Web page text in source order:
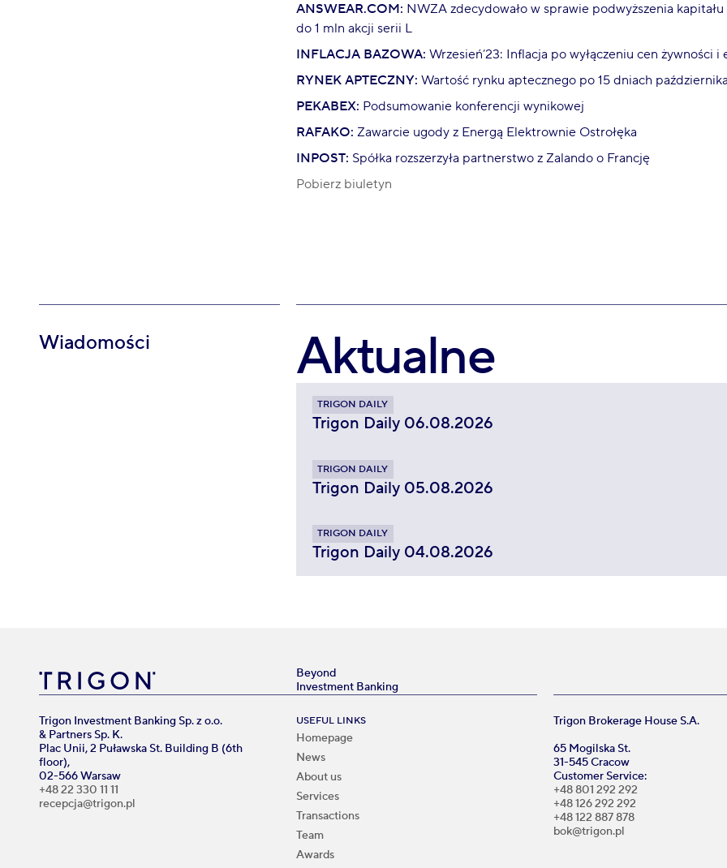
ANSWEAR.COM: NWZA zdecydowało w sprawie podwyższenia
do 1 mln akcji serii L
INFLACJA BAZOWA: Wrzesień’23: Inflacja po wyłączeniu cen żywności i
RYNEK APTECZNY: Wartość rynku aptecznego po 15 dniach
PEKABEX: Podsumowanie konferencji wynikowej
RAFAKO: Zawarcie ugody z Energą Elektrownie Ostrołęka
INPOST: Spółka rozszerzyła partnerstwo z Zalando o Francję
Pobierz biuletyn
Wiadomości Aktualne
TRIGON DAILY
Trigon Daily 06.08.2026
TRIGON DAILY
Trigon Daily 05.08.2026
TRIGON DAILY
Trigon Daily 04.08.2026
Beyond
Investment Banking
Trigon Investment Banking Sp. z o.o.
& Partners Sp. K.
Plac Unii, 2 Puławska St. Building B (6th
floor),
02-566 Warsaw
+48 22 330 11 11
recepcja@trigon.pl
USEFUL LINKS
Homepage
News
About us
Services
Transactions
Team
Awards
Trigon Brokerage House S.A.
65 Mogilska St.
31-545 Cracow
Customer Service:
+48 801 292 292
+48 126 292 292
+48 122 887 878
bok@trigon.pl